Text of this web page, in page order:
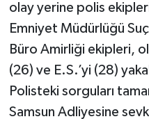
olay yerine polis
Emniyet Müdürlüğü
Büro Amirliği ekipleri,
(26) ve E.S.’yi (28)
Polisteki sorguları
Samsun Adliyesine